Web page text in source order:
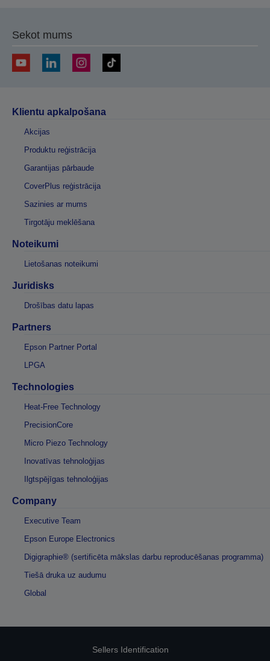
Sekot mums
Klientu apkalpošana
Akcijas
Produktu reģistrācija
Garantijas pārbaude
CoverPlus reģistrācija
Sazinies ar mums
Tirgotāju meklēšana
Noteikumi
Lietošanas noteikumi
Juridisks
Drošības datu lapas
Partners
Epson Partner Portal
LPGA
Technologies
Heat-Free Technology
PrecisionCore
Micro Piezo Technology
Inovatīvas tehnoloģijas
Ilgtspējīgas tehnoloģijas
Company
Executive Team
Epson Europe Electronics
Digigraphie® (sertificēta mākslas darbu reproducēšanas programma)
Tiešā druka uz audumu
Global
Sellers Identification